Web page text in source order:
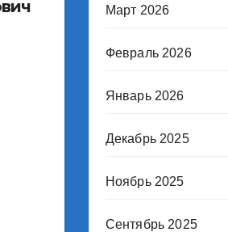
Март 2026
Февраль 2026
Январь 2026
Декабрь 2025
Ноябрь 2025
Сентябрь 2025